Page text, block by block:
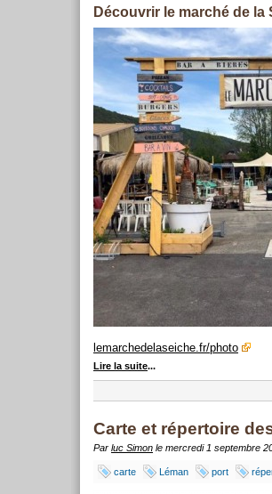
Découvrir le marché de la
lemarchedelaseiche.fr/photo
Lire la suite...
Carte et répertoire
Par luc Simon le mercredi 1 septembre
carte Léman port